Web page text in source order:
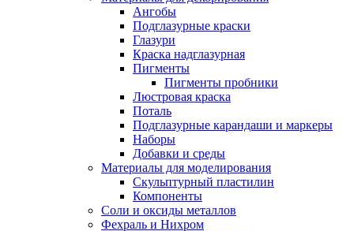
Ангобы
Подглазурные краски
Глазури
Краска надглазурная
Пигменты
Пигменты пробники
Люстровая краска
Поталь
Подглазурные карандаши и маркеры
Наборы
Добавки и среды
Материалы для моделирования
Скульптурный пластилин
Компоненты
Соли и оксиды металлов
Фехраль и Нихром